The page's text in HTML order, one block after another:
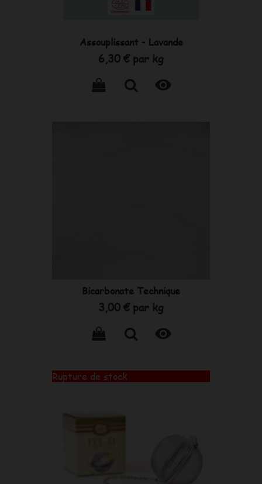
Assouplissant - Lavande
Prix
6,30 € par kg

Bicarbonate Technique
Prix
3,00 € par kg

Rupture de stock